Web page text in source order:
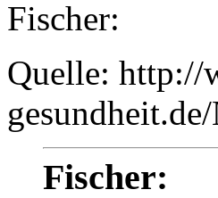
Fischer:
Quelle: http://
Fischer: